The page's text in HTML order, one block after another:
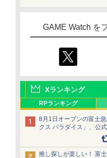
GAME Watch を
Xランキング
RPランキング
8月1日オープンの富士
クス パラダイス」、公
ラクション、メニュー
介 pic.x.com/
推し探しが楽しい！ 富